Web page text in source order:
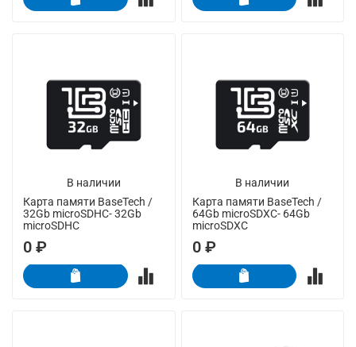
В наличии
Карта памяти BaseTech /
32Gb microSDHC- 32Gb
microSDHC
0 ₽
В наличии
Карта памяти BaseTech /
64Gb microSDXC- 64Gb
microSDXC
0 ₽